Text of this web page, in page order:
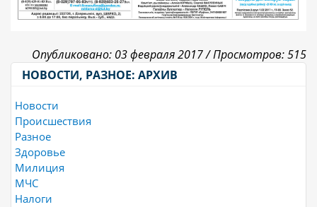
Опубликовано: 03 февраля 2017 /Просмотров: 515
НОВОСТИ, РАЗНОЕ: АРХИВ
Новости
Происшествия
Разное
Здоровье
Милиция
МЧС
Налоги